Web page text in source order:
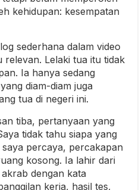
kehidupan: kesempatan
sederhana dalam video
relevan. Lelaki tua itu tidak
Ia hanya sedang
diam-diam juga
tua di negeri ini.
tiba, pertanyaan yang
tidak tahu siapa yang
percaya, percakapan
kosong. Ia lahir dari
dengan kata
kerja, hasil tes,